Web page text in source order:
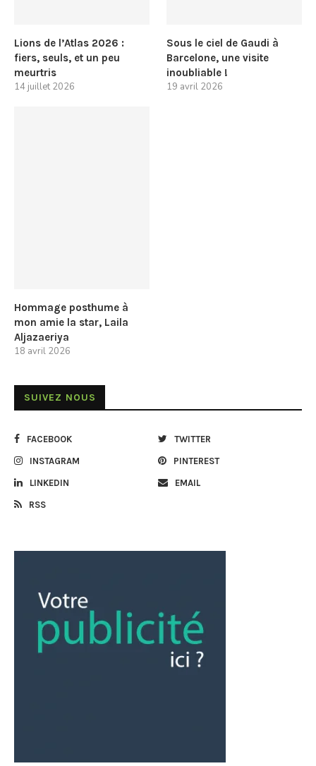
Lions de l’Atlas 2026 :
fiers, seuls, et un peu
meurtris
14 juillet 2026
Sous le ciel de Gaudi à
Barcelone, une visite
inoubliable !
19 avril 2026
Hommage posthume à
mon amie la star, Laila
Aljazaeriya
18 avril 2026
SUIVEZ NOUS
FACEBOOK TWITTER
INSTAGRAM PINTEREST
LINKEDIN EMAIL
RSS